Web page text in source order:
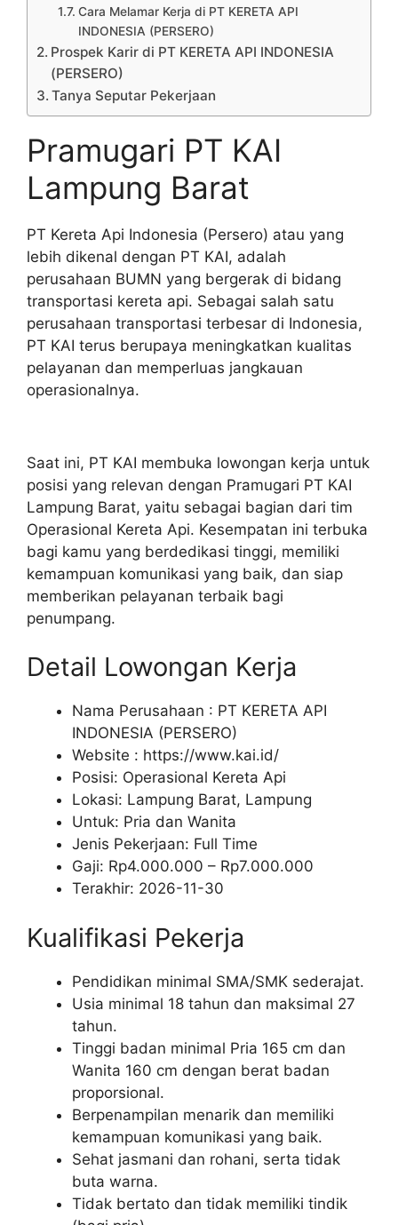
Cara Melamar Kerja di PT KERETA API
INDONESIA (PERSERO)
Prospek Karir di PT KERETA API INDONESIA
(PERSERO)
Tanya Seputar Pekerjaan
Pramugari PT KAI
Lampung Barat
PT Kereta Api Indonesia (Persero) atau yang
lebih dikenal dengan PT KAI, adalah
perusahaan BUMN yang bergerak di bidang
transportasi kereta api. Sebagai salah satu
perusahaan transportasi terbesar di Indonesia,
PT KAI terus berupaya meningkatkan kualitas
pelayanan dan memperluas jangkauan
operasionalnya.
Saat ini, PT KAI membuka lowongan kerja untuk
posisi yang relevan dengan Pramugari PT KAI
Lampung Barat, yaitu sebagai bagian dari tim
Operasional Kereta Api. Kesempatan ini terbuka
bagi kamu yang berdedikasi tinggi, memiliki
kemampuan komunikasi yang baik, dan siap
memberikan pelayanan terbaik bagi
penumpang.
Detail Lowongan Kerja
Nama Perusahaan : PT KERETA API
INDONESIA (PERSERO)
Website : https://www.kai.id/
Posisi: Operasional Kereta Api
Lokasi: Lampung Barat, Lampung
Untuk: Pria dan Wanita
Jenis Pekerjaan: Full Time
Gaji: Rp4.000.000 – Rp7.000.000
Terakhir: 2026-11-30
Kualifikasi Pekerja
Pendidikan minimal SMA/SMK sederajat.
Usia minimal 18 tahun dan maksimal 27
tahun.
Tinggi badan minimal Pria 165 cm dan
Wanita 160 cm dengan berat badan
proporsional.
Berpenampilan menarik dan memiliki
kemampuan komunikasi yang baik.
Sehat jasmani dan rohani, serta tidak
buta warna.
Tidak bertato dan tidak memiliki tindik